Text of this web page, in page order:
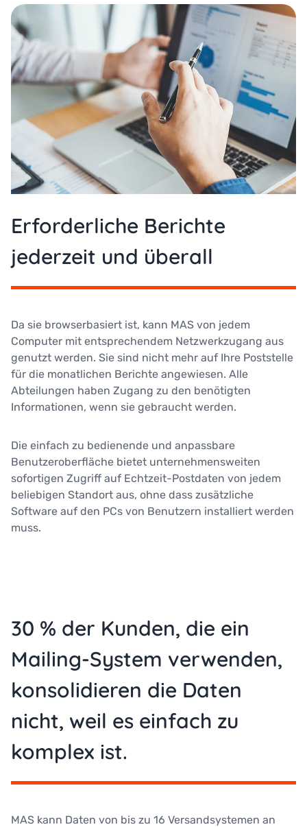
Erforderliche Berichte
jederzeit und überall
Da sie browserbasiert ist, kann MAS von jedem
Computer mit entsprechendem Netzwerkzugang aus
genutzt werden. Sie sind nicht mehr auf Ihre Poststelle
für die monatlichen Berichte angewiesen. Alle
Abteilungen haben Zugang zu den benötigten
Informationen, wenn sie gebraucht werden.
Die einfach zu bedienende und anpassbare
Benutzeroberfläche bietet unternehmensweiten
sofortigen Zugriff auf Echtzeit-Postdaten von jedem
beliebigen Standort aus, ohne dass zusätzliche
Software auf den PCs von Benutzern installiert werden
muss.
30 % der Kunden, die ein
Mailing-System verwenden,
konsolidieren die Daten
nicht, weil es einfach zu
komplex ist.
MAS kann Daten von bis zu 16 Versandsystemen an